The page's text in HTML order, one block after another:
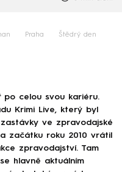
Praha Štědrý den
po celou svou kariéru.
Krimi Live, který byl
ve zpravodajské
začátku roku 2010 vrátil
zpravodajství. Tam
hlavně aktuálním